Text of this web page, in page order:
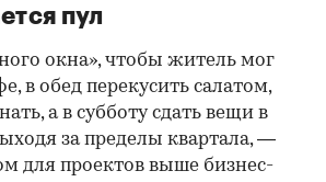
пул
окна», чтобы житель мог
в обед перекусить салатом,
а в субботу сдать вещи в
за пределы квартала, —
для проектов выше бизнес-